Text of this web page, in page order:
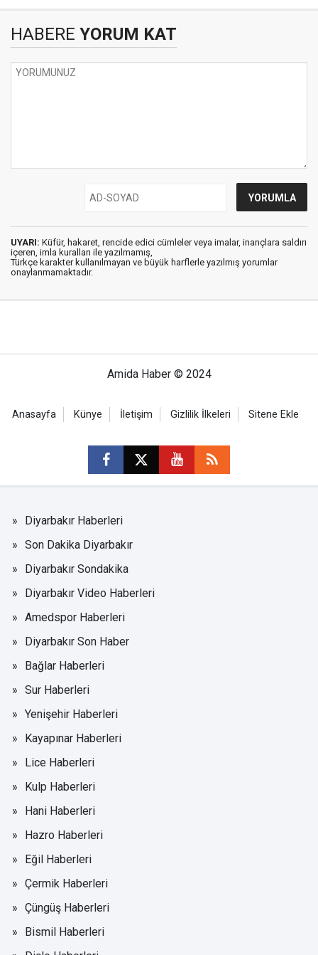
HABERE YORUM KAT
UYARI: Küfür, hakaret, rencide edici cümleler veya imalar, inançlara saldırı
içeren, imla kuralları ile yazılmamış,
Türkçe karakter kullanılmayan ve büyük harflerle yazılmış yorumlar
onaylanmamaktadır.
Amida Haber © 2024
Anasayfa Künye İletişim Gizlilik İlkeleri Sitene Ekle
Diyarbakır Haberleri
Son Dakika Diyarbakır
Diyarbakır Sondakika
Diyarbakır Video Haberleri
Amedspor Haberleri
Diyarbakır Son Haber
Bağlar Haberleri
Sur Haberleri
Yenişehir Haberleri
Kayapınar Haberleri
Lice Haberleri
Kulp Haberleri
Hani Haberleri
Hazro Haberleri
Eğil Haberleri
Çermik Haberleri
Çüngüş Haberleri
Bismil Haberleri